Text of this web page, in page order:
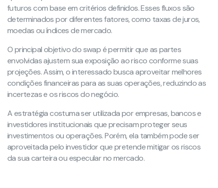
futuros com base em critérios definidos. Esses fluxos são
determinados por diferentes fatores, como taxas de juros,
moedas ou índices de mercado.
O principal objetivo do swap é permitir que as partes
envolvidas ajustem sua exposição ao risco conforme suas
projeções. Assim, o interessado busca aproveitar melhores
condições financeiras para as suas operações, reduzindo as
incertezas e os riscos do negócio.
A estratégia costuma ser utilizada por empresas, bancos e
investidores institucionais que precisam proteger seus
investimentos ou operações. Porém, ela também pode ser
aproveitada pelo investidor que pretende mitigar os riscos
da sua carteira ou especular no mercado.